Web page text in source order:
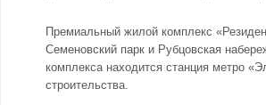
Премиальный жилой комплекс
Семеновский парк и Рубцовская
комплекса находится станция метро
строительства.